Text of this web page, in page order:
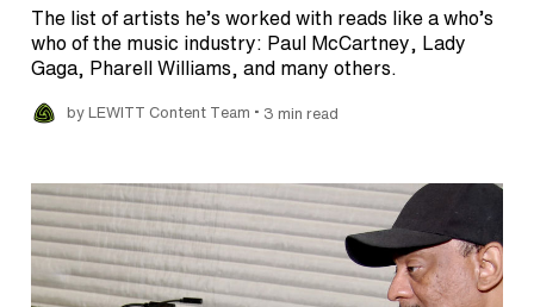
The list of artists he’s worked with reads like a who’s
who of the music industry: Paul McCartney, Lady
Gaga, Pharell Williams, and many others.
by LEWITT Content Team • 3 min read